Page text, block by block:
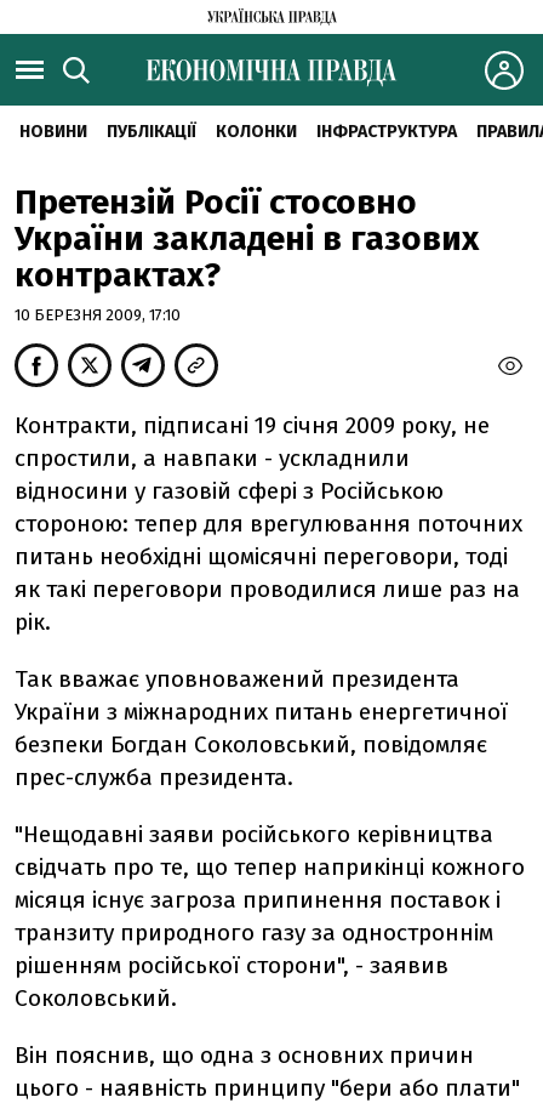
НОВИНИ ПУБЛІКАЦІЇ КОЛОНКИ ІНФРАСТРУКТУРА
Претензій Росії стосовно
України закладені в газових
контрактах?
10 БЕРЕЗНЯ 2009, 17:10
Контракти, підписані 19 січня 2009 року, не
спростили, а навпаки - ускладнили
відносини у газовій сфері з Російською
стороною: тепер для врегулювання поточних
питань необхідні щомісячні переговори, тоді
як такі переговори проводилися лише раз на
рік.
Так вважає уповноважений президента
України з міжнародних питань енергетичної
безпеки Богдан Соколовський, повідомляє
прес-служба президента.
"Нещодавні заяви російського керівництва
свідчать про те, що тепер наприкінці кожного
місяця існує загроза припинення поставок і
транзиту природного газу за одностроннім
рішенням російської сторони", - заявив
Соколовський.
Він пояснив, що одна з основних причин
цього - наявність принципу "бери або плати"